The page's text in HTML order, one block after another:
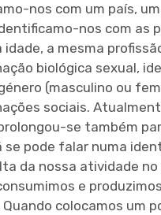
nos com um país,
nos com as
idade, a mesma
biológica sexual,
(masculino ou
sociais.
se também
se pode falar numa
da nossa atividade no
e
colocamos um